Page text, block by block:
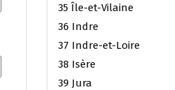
35 Île-et-Vilaine
36 Indre
37 Indre-et-Loire
38 Isère
39 Jura